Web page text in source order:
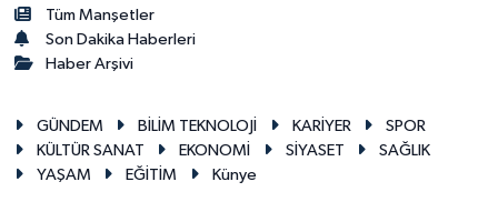
Tüm Manşetler
Son Dakika Haberleri
Haber Arşivi
GÜNDEM BİLİM TEKNOLOJİ KARİYER
SPOR
KÜLTÜR SANAT
EKONOMİ SİYASET
SAĞLIK
YAŞAM
EĞİTİM Künye